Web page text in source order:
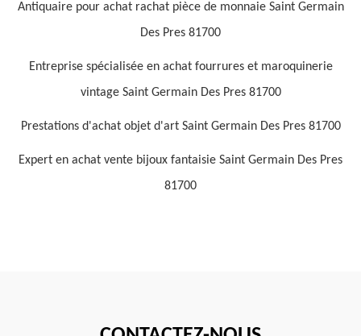
Antiquaire pour achat rachat pièce de monnaie Saint Germain
Des Pres 81700
Entreprise spécialisée en achat fourrures et maroquinerie
vintage Saint Germain Des Pres 81700
Prestations d'achat objet d'art Saint Germain Des Pres 81700
Expert en achat vente bijoux fantaisie Saint Germain Des Pres
81700